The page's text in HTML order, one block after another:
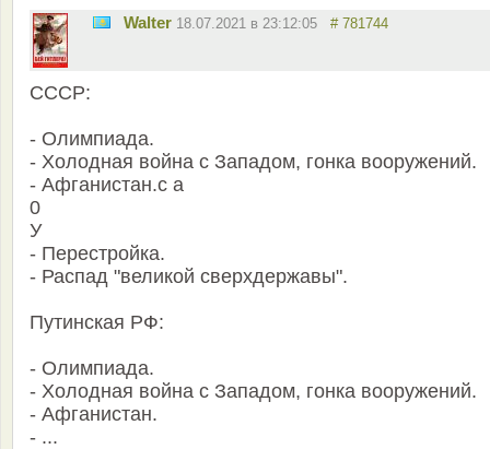
Walter 18.07.2021 в 23:12:05 # 781744
СССР:
- Олимпиада.
- Холодная война с Западом, гонка вооружений.
- Афганистан.с а
0
У
- Перестройка.
- Распад "великой сверхдержавы".
Путинская РФ:
- Олимпиада.
- Холодная война с Западом, гонка вооружений.
- Афганистан.
- ...